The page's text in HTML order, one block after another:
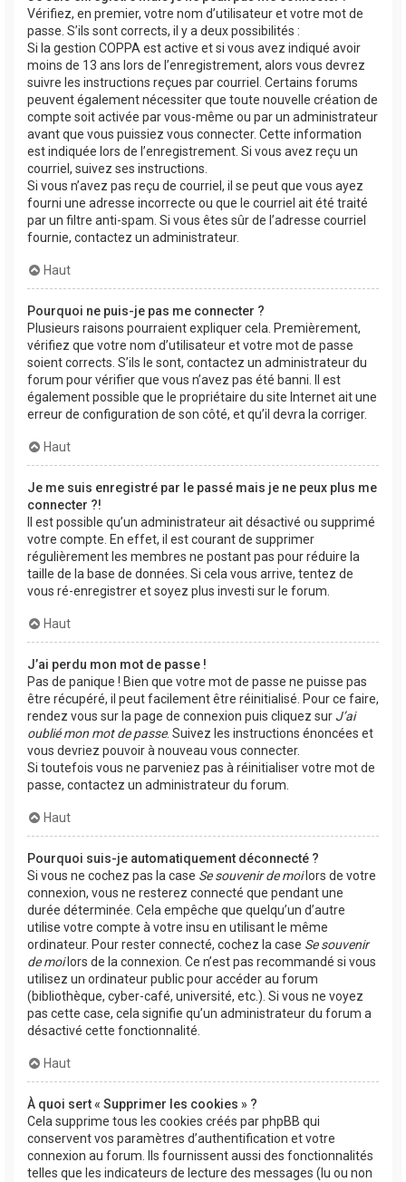
Vérifiez, en premier, votre nom d’utilisateur et votre mot de
passe. S’ils sont corrects, il y a deux possibilités :
Si la gestion COPPA est active et si vous avez indiqué avoir
moins de 13 ans lors de l’enregistrement, alors vous devrez
suivre les instructions reçues par courriel. Certains forums
peuvent également nécessiter que toute nouvelle création de
compte soit activée par vous-même ou par un administrateur
avant que vous puissiez vous connecter. Cette information
est indiquée lors de l’enregistrement. Si vous avez reçu un
courriel, suivez ses instructions.
Si vous n’avez pas reçu de courriel, il se peut que vous ayez
fourni une adresse incorrecte ou que le courriel ait été traité
par un filtre anti-spam. Si vous êtes sûr de l’adresse courriel
fournie, contactez un administrateur.
Haut
Pourquoi ne puis-je pas me connecter ?
Plusieurs raisons pourraient expliquer cela. Premièrement,
vérifiez que votre nom d’utilisateur et votre mot de passe
soient corrects. S’ils le sont, contactez un administrateur du
forum pour vérifier que vous n’avez pas été banni. Il est
également possible que le propriétaire du site Internet ait une
erreur de configuration de son côté, et qu’il devra la corriger.
Haut
Je me suis enregistré par le passé mais je ne peux plus me
connecter ?!
Il est possible qu’un administrateur ait désactivé ou supprimé
votre compte. En effet, il est courant de supprimer
régulièrement les membres ne postant pas pour réduire la
taille de la base de données. Si cela vous arrive, tentez de
vous ré-enregistrer et soyez plus investi sur le forum.
Haut
J’ai perdu mon mot de passe !
Pas de panique ! Bien que votre mot de passe ne puisse pas
être récupéré, il peut facilement être réinitialisé. Pour ce faire,
rendez vous sur la page de connexion puis cliquez sur J’ai
oublié mon mot de passe. Suivez les instructions énoncées et
vous devriez pouvoir à nouveau vous connecter.
Si toutefois vous ne parveniez pas à réinitialiser votre mot de
passe, contactez un administrateur du forum.
Haut
Pourquoi suis-je automatiquement déconnecté ?
Si vous ne cochez pas la case Se souvenir de moilors de votre
connexion, vous ne resterez connecté que pendant une
durée déterminée. Cela empêche que quelqu’un d’autre
utilise votre compte à votre insu en utilisant le même
ordinateur. Pour rester connecté, cochez la case Se souvenir
de moilors de la connexion. Ce n’est pas recommandé si vous
utilisez un ordinateur public pour accéder au forum
(bibliothèque, cyber-café, université, etc.). Si vous ne voyez
pas cette case, cela signifie qu’un administrateur du forum a
désactivé cette fonctionnalité.
Haut
À quoi sert « Supprimer les cookies » ?
Cela supprime tous les cookies créés par phpBB qui
conservent vos paramètres d’authentification et votre
connexion au forum. Ils fournissent aussi des fonctionnalités
telles que les indicateurs de lecture des messages (lu ou non